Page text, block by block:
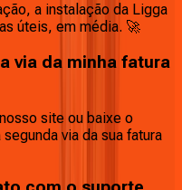
a instalação da Ligga
úteis, em média. 🚀
via da minha fatura
site ou baixe o
via da sua fatura